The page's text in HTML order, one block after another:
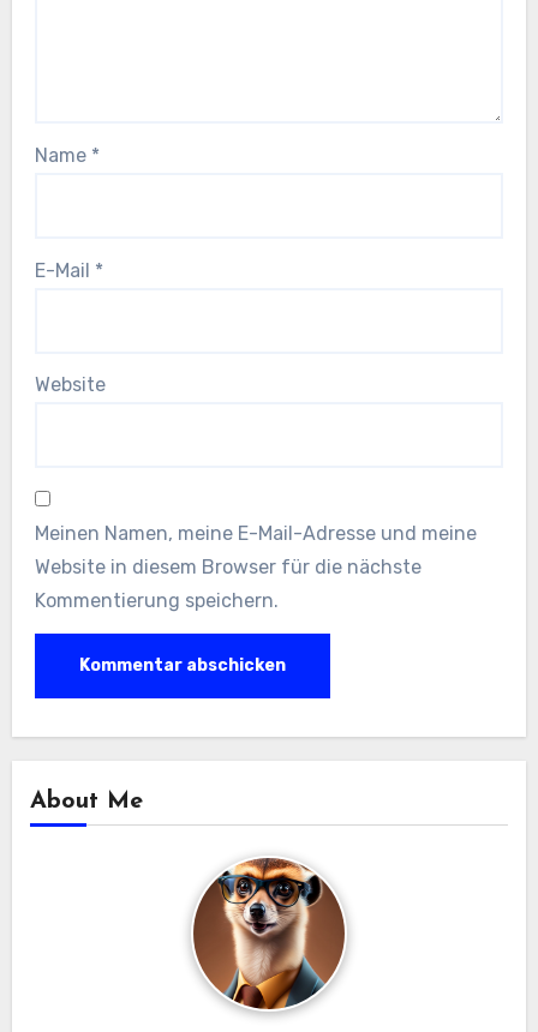
Name *
E-Mail *
Website
Meinen Namen, meine E-Mail-Adresse und meine
Website in diesem Browser für die nächste
Kommentierung speichern.
About Me